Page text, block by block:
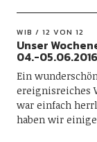
WIB / 12 VON 12
Unser
04.-05.06.2016
Ein
ereignisreiches
war einfach
haben wir